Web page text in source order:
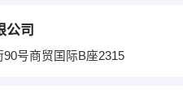
公司
号商贸国际B座2315